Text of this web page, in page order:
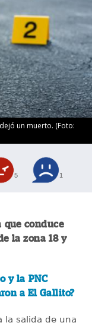
un muerto. (Foto:
5 1
que conduce
la zona 18 y
y la PNC
a El Gallito?
la salida de una